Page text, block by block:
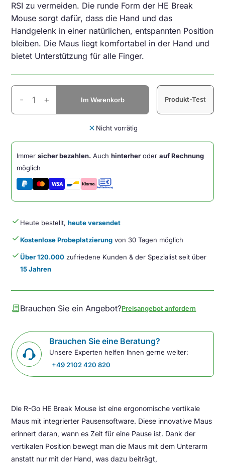
RSI zu vermeiden. Die runde Form der HE Break
Mouse sorgt dafür, dass die Hand und das
Handgelenk in einer natürlichen, entspannten Position
bleiben. Die Maus liegt komfortabel in der Hand und
bietet Unterstützung für alle Finger.
HE
Mouse
Break
- + Im Warenkorb Produkt-Test
close Nicht vorrätig
Immersicher bezahlen. Auchhinterher oderauf Rechnung
möglich
done Heute bestellt,heute versendet
doneKostenlose Probeplatzierung von 30 Tagen möglich
doneÜber 120.000 zufriedene Kunden & der Spezialist seit über
15 Jahren
contractBrauchen Sie ein Angebot?Preisangebot anfordern
Brauchen Sie eine Beratung?
Unsere Experten helfen Ihnen gerne weiter:
+49 2102 420 820
Die R-Go HE Break Mouse ist eine ergonomische vertikale
Maus mit integrierter Pausensoftware. Diese innovative Maus
erinnert daran, wann es Zeit für eine Pause ist. Dank der
vertikalen Position bewegt man die Maus mit dem Unterarm
anstatt nur mit der Hand, was dazu beiträgt,